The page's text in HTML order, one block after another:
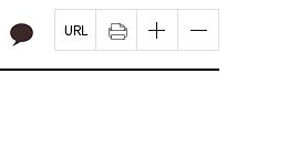
카
카 페
이
지
인
쇄
하
글
자
크
글
자
크